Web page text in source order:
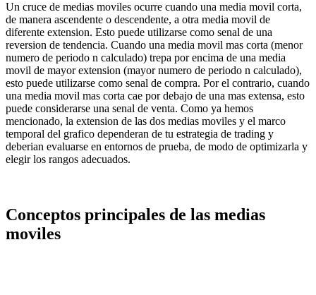
Un cruce de medias moviles ocurre cuando una media movil corta,
de manera ascendente o descendente, a otra media movil de
diferente extension. Esto puede utilizarse como senal de una
reversion de tendencia. Cuando una media movil mas corta (menor
numero de periodo n calculado) trepa por encima de una media
movil de mayor extension (mayor numero de periodo n calculado),
esto puede utilizarse como senal de compra. Por el contrario, cuando
una media movil mas corta cae por debajo de una mas extensa, esto
puede considerarse una senal de venta. Como ya hemos
mencionado, la extension de las dos medias moviles y el marco
temporal del grafico dependeran de tu estrategia de trading y
deberian evaluarse en entornos de prueba, de modo de optimizarla y
elegir los rangos adecuados.
Conceptos principales de las medias
moviles